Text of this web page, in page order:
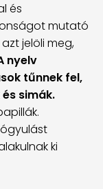
és
mutató
jelöli meg,
nyelv
tűnnek fel,
simák.
ki